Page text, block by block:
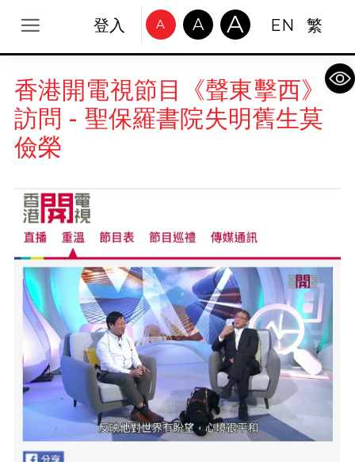
登入 A A A EN 繁
香港開電視節目《聲東擊西》
訪問 - 聖保羅書院失明舊生莫
儉榮